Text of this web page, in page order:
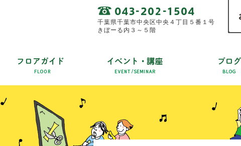
千葉県千葉市中央区中央４丁目５番１号
きぼーる内３～５階